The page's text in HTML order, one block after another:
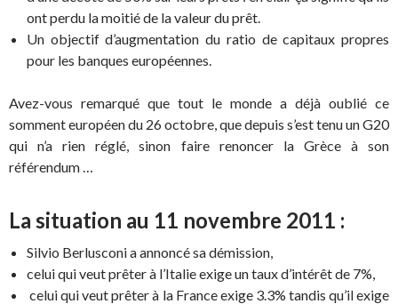
ont perdu la moitié de la valeur du prêt.
Un objectif d’augmentation du ratio de capitaux propres
pour les banques européennes.
Avez-vous remarqué que tout le monde a déjà oublié ce
somment européen du 26 octobre, que depuis s’est tenu un G20
qui n’a rien réglé, sinon faire renoncer la Grèce à son
référendum …
La situation au 11 novembre 2011 :
Silvio Berlusconi a annoncé sa démission,
celui qui veut prêter à l’Italie exige un taux d’intérêt de 7%,
celui qui veut prêter à la France exige 3.3% tandis qu’il exige